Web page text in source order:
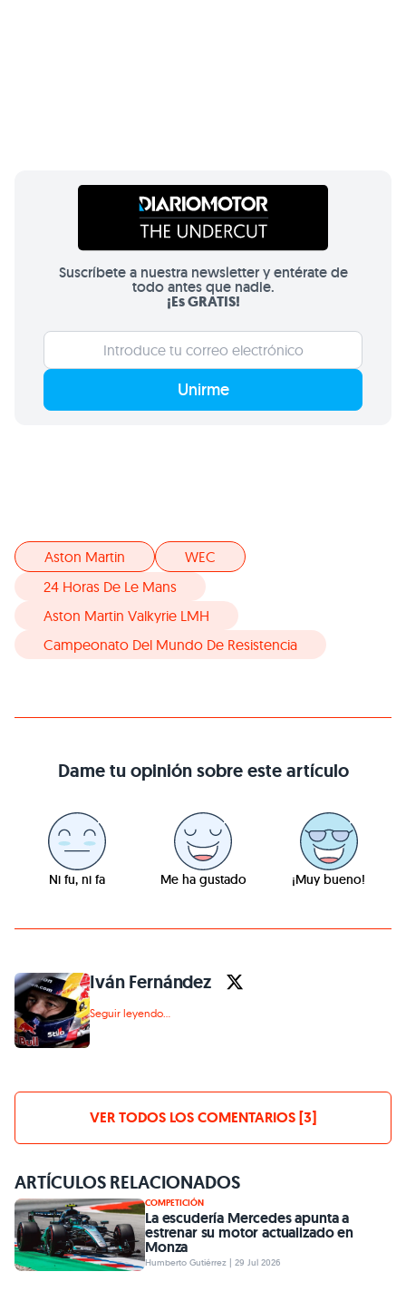
Suscríbete a nuestra newsletter y entérate de
todo antes que nadie.
¡Es GRATIS!
Unirme
Aston Martin
WEC
24 Horas De Le Mans
Aston Martin Valkyrie LMH
Campeonato Del Mundo De Resistencia
Dame tu opinión sobre este artículo
Ni fu, ni fa Me ha gustado ¡Muy bueno!
Iván Fernández
Seguir leyendo...
VER TODOS LOS COMENTARIOS [3]
ARTÍCULOS RELACIONADOS
COMPETICIÓN
La escudería Mercedes apunta a
estrenar su motor actualizado en
Monza
Humberto Gutiérrez | 29 Jul 2026